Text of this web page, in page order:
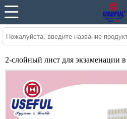
2-слойный лист для экзаменации